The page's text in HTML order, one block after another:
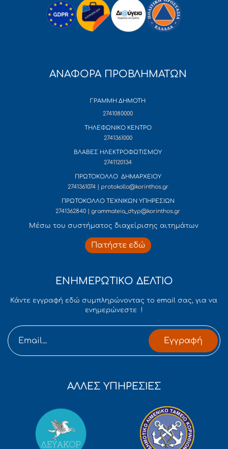
ΑΝΑΦΟΡΑ ΠΡΟΒΛΗΜΑΤΩΝ
ΓΡΑΜΜΗ ΔΗΜΟΤΗ
2741080000
ΤΗΛΕΦΩΝΙΚΟ ΚΕΝΤΡΟ
2741361000
ΒΛΑΒΕΣ ΗΛΕΚΤΡΟΦΩΤΙΣΜΟΥ
2741120134
ΠΡΩΤΟΚΟΛΛΟ ΔΗΜΑΡΧΕΙΟΥ
2741361074 | protokollo@korinthos.gr
ΠΡΩΤΟΚΟΛΛΟ ΤΕΧΝΙΚΩΝ ΥΠΗΡΕΣΙΩΝ
2741362840 | grammateia_dtyp@korinthos.gr
Mέσω του συστήματος διαχείρισης αιτημάτων
Πατήστε εδώ
ΕΝΗΜΕΡΩΤΙΚΟ ΔΕΛΤΙΟ
Κάντε εγγραφή εδώ συμπληρώνοντας το email σας, για να
ενημερώνεστε !
Εγγραφή
ΑΛΛΕΣ ΥΠΗΡΕΣΙΕΣ